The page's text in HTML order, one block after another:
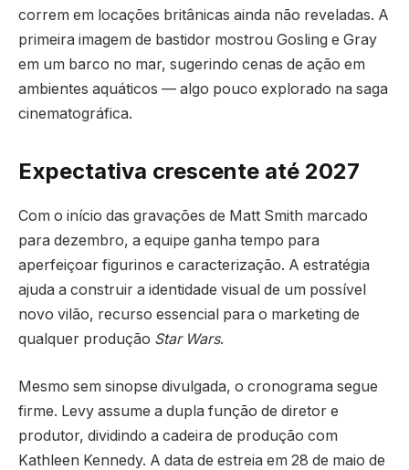
correm em locações britânicas ainda não reveladas. A
primeira imagem de bastidor mostrou Gosling e Gray
em um barco no mar, sugerindo cenas de ação em
ambientes aquáticos — algo pouco explorado na saga
cinematográfica.
Expectativa crescente até 2027
Com o início das gravações de Matt Smith marcado
para dezembro, a equipe ganha tempo para
aperfeiçoar figurinos e caracterização. A estratégia
ajuda a construir a identidade visual de um possível
novo vilão, recurso essencial para o marketing de
qualquer produção Star Wars.
Mesmo sem sinopse divulgada, o cronograma segue
firme. Levy assume a dupla função de diretor e
produtor, dividindo a cadeira de produção com
Kathleen Kennedy. A data de estreia em 28 de maio de